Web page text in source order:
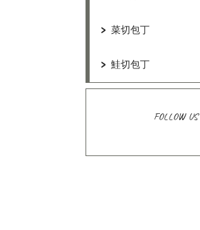
菜切包丁
鮭切包丁
FOLLOW US